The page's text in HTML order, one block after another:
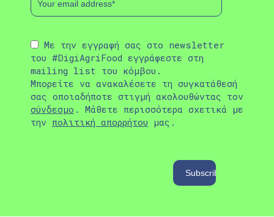
Με την εγγραφή σας στο newsletter
του #DigiAgriFood εγγράφεστε στη
mailing list του κόμβου.
Μπορείτε να ανακαλέσετε τη συγκατάθεσή
σας οποιαδήποτε στιγμή ακολουθώντας τον
σύνδεσμο . Μάθετε περισσότερα σχετικά με
την πολιτική απορρήτου μας.